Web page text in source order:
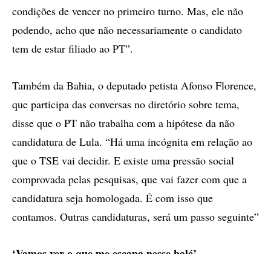
condições de vencer no primeiro turno. Mas, ele não
podendo, acho que não necessariamente o candidato
tem de estar filiado ao PT”.
Também da Bahia, o deputado petista Afonso Florence,
que participa das conversas no diretório sobre tema,
disse que o PT não trabalha com a hipótese da não
candidatura de Lula. “Há uma incógnita em relação ao
que o TSE vai decidir. E existe uma pressão social
comprovada pelas pesquisas, que vai fazer com que a
candidatura seja homologada. É com isso que
contamos. Outras candidaturas, será um passo seguinte”